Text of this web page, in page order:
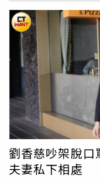
點喘息空間，目前就
作的新戲《整外春
國拍攝。温昇豪在
高爾夫球友，他形容
爛臭直男」，什麼
温昇豪也提到跟李
候會接到相同角色，
他不行就找我演，我
今因MeToo事件被起
劉香慈吵架脫
夫妻私下相處